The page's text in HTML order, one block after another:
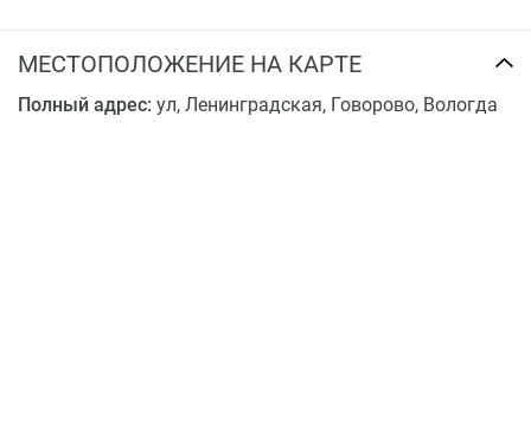
МЕСТОПОЛОЖЕНИЕ НА КАРТЕ
Полный адрес: ул, Ленинградская, Говорово, Вологда